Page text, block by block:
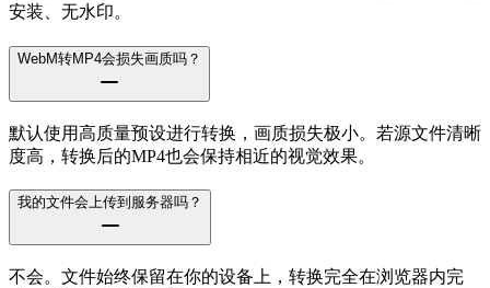
安装、无水印。
WebM转MP4会损失画质吗？
默认使用高质量预设进行转换，画质损失极小。若源文件清晰
度高，转换后的MP4也会保持相近的视觉效果。
我的文件会上传到服务器吗？
不会。文件始终保留在你的设备上，转换完全在浏览器内完